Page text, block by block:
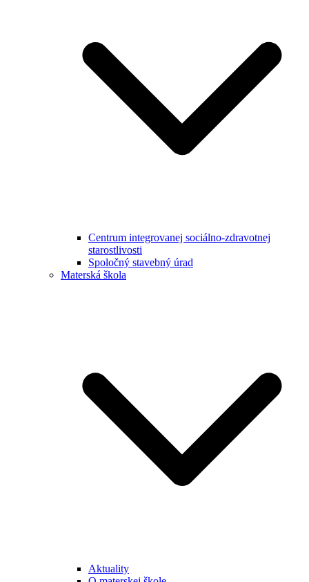
Centrum integrovanej sociálno-zdravotnej
starostlivosti
Spoločný stavebný úrad
Materská škola
Aktuality